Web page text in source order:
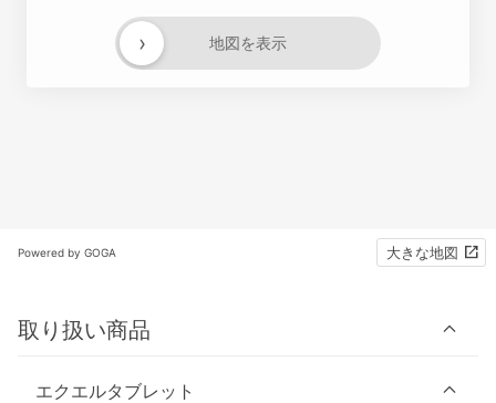
地図を表示
›
Powered by GOGA 大きな地図
取り扱い商品
エクエルタブレット